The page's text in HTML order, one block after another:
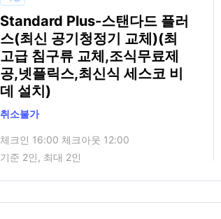
Standard Plus-스탠다드 플러
스(최신 공기청정기 교체)(최
고급 침구류 교체,조식무료제
공,넷플릭스,최신식 세스코 비
데 설치)
취소불가
체크인 16:00 체크아웃 12:00
기준 2인, 최대 2인